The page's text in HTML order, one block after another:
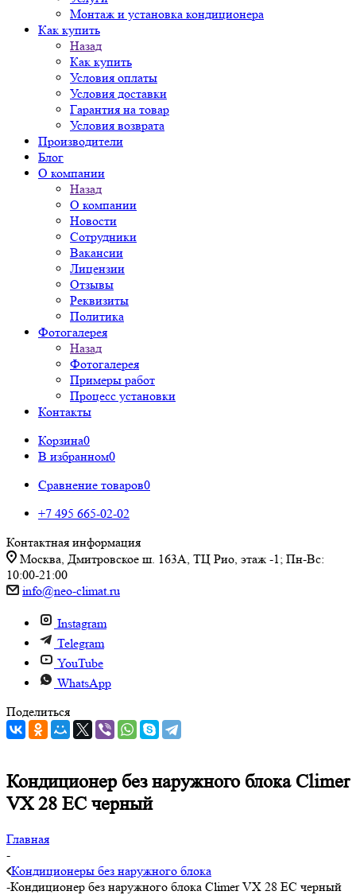
Монтаж и установка кондиционера
Как купить
Назад
Как купить
Условия оплаты
Условия доставки
Гарантия на товар
Условия возврата
Производители
Блог
О компании
Назад
О компании
Новости
Сотрудники
Вакансии
Лицензии
Отзывы
Реквизиты
Политика
Фотогалерея
Назад
Фотогалерея
Примеры работ
Процесс установки
Контакты
Корзина0
В избранном0
Сравнение товаров0
+7 495 665-02-02
Контактная информация
Москва, Дмитровское ш. 163А, ТЦ Рио, этаж -1; Пн-Вс:
10:00-21:00
info@neo-climat.ru
Instagram
Telegram
YouTube
WhatsApp
Поделиться
Кондиционер без наружного блока Climer
VX 28 EC черный
Главная
-
Кондиционеры без наружного блока
-Кондиционер без наружного блока Climer VX 28 EC черный